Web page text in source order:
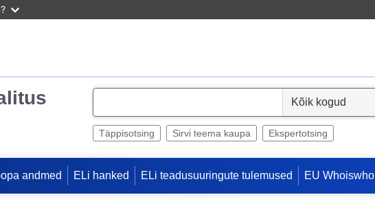
e
Täppisotsing Sirvi teema kaupa Ekspertotsing
andmed ELi hanked ELi teadusuuringute tulemused EU Whoiswho